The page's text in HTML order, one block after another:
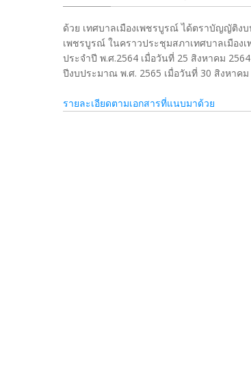
ด้วย เทศบาลเมืองเพชรบูรณ์ ได้ตราบัญญัติง
เพชรบูรณ์ ในคราวประชุมสภาเทศบาลเมือง
ประจำปี พ.ศ.2564 เมื่อวันที่ 25 สิงหาคม
ปีงบประมาณ พ.ศ. 2565 เมื่อวันที่ 30 สิงหาคม
รายละเอียดตามเอกสารที่แนบมาด้วย